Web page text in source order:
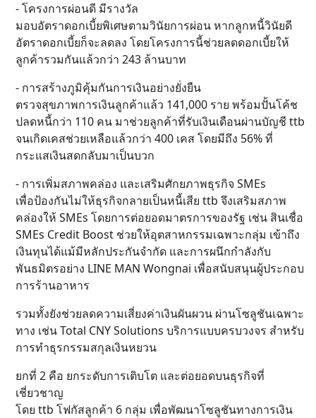
- โครงการผ่อนดี มีรางวัล
มอบอัตราดอกเบี้ยพิเศษตามวินัยการผ่อน หากลูกหนี้วินัยดี
อัตราดอกเบี้ยก็จะลดลง โดยโครงการนี้ช่วยลดดอกเบี้ยให้
ลูกค้ารวมกันแล้วกว่า 243 ล้านบาท
- การสร้างภูมิคุ้มกันการเงินอย่างยั่งยืน
ตรวจสุขภาพการเงินลูกค้าแล้ว 141,000 ราย พร้อมปั้นโค้ช
ปลดหนี้กว่า 110 คน มาช่วยลูกค้าที่รับเงินเดือนผ่านบัญชี ttb
จนเกิดเคสช่วยเหลือแล้วกว่า 400 เคส โดยมีถึง 56% ที่
กระแสเงินสดกลับมาเป็นบวก
- การเพิ่มสภาพคล่อง และเสริมศักยภาพธุรกิจ SMEs
เพื่อป้องกันไม่ให้ธุรกิจกลายเป็นหนี้เสีย ttb จึงเสริมสภาพ
คล่องให้ SMEs โดยการต่อยอดมาตรการของรัฐ เช่น สินเชื่อ
SMEs Credit Boost ช่วยให้อุตสาหกรรมเฉพาะกลุ่ม เข้าถึง
เงินทุนได้แม้มีหลักประกันจำกัด และการผนึกกำลังกับ
พันธมิตรอย่าง LINE MAN Wongnai เพื่อสนับสนุนผู้ประกอบ
การร้านอาหาร
รวมทั้งยังช่วยลดความเสี่ยงค่าเงินผันผวน ผ่านโซลูชันเฉพาะ
ทาง เช่น Total CNY Solutions บริการแบบครบวงจร สำหรับ
การทำธุรกรรมสกุลเงินหยวน
ยกที่ 2 คือ ยกระดับการเติบโต และต่อยอดบนธุรกิจที่
เชี่ยวชาญ
โดย ttb โฟกัสลูกค้า 6 กลุ่ม เพื่อพัฒนาโซลูชันทางการเงิน